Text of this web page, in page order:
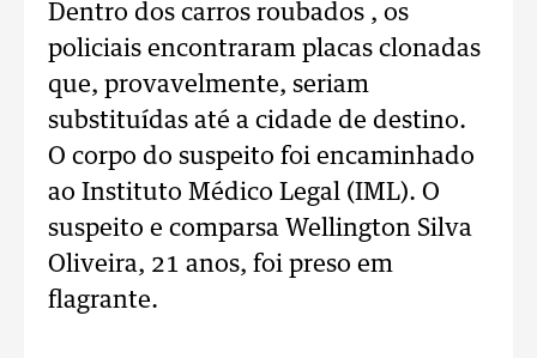
Dentro dos carros roubados , os
policiais encontraram placas clonadas
que, provavelmente, seriam
substituídas até a cidade de destino.
O corpo do suspeito foi encaminhado
ao Instituto Médico Legal (IML). O
suspeito e comparsa Wellington Silva
Oliveira, 21 anos, foi preso em
flagrante.